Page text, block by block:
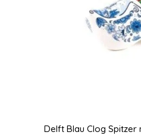
Delft Blau Clog Spitzer